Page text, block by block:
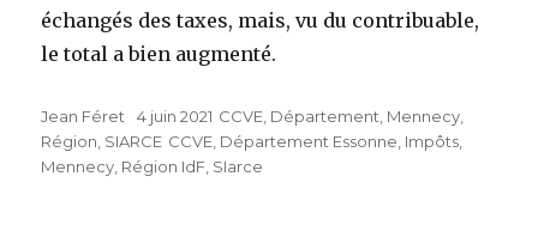
échangés des taxes, mais, vu du contribuable,
le total a bien augmenté.
Auteur
Jean Féret
Publié
le
4 juin 2021 Catégories
CCVE Département Mennecy
Région SIARCE Étiquettes
CCVE Département Essonne Impôts
Mennecy Région IdF SIarce